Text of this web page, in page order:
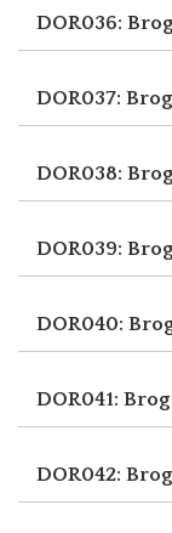
DOR036:
DOR037:
DOR038:
DOR039:
DOR040:
DOR041:
DOR042: